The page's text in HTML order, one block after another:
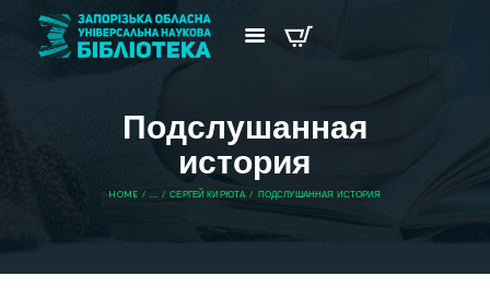
Подслушанная
история
HOME ... СЕРГЕЙ КИРЮТА ПОДСЛУШАННАЯ ИСТОРИЯ